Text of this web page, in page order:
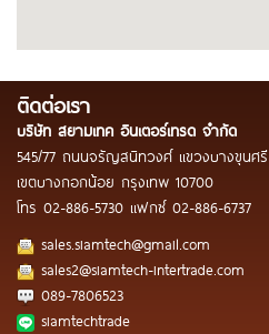
ติดต่อเรา
บริษัท สยามเทค อินเตอร์เทรด จำกัด
545/77 ถนนจรัญสนิทวงศ์ แขวงบางขุนศรี
เขตบางกอกน้อย กรุงเทพ 10700
โทร 02-886-5730 แฟกซ์ 02-886-6737
sales.siamtech@gmail.com
sales2@siamtech-intertrade.com
089-7806523
siamtechtrade